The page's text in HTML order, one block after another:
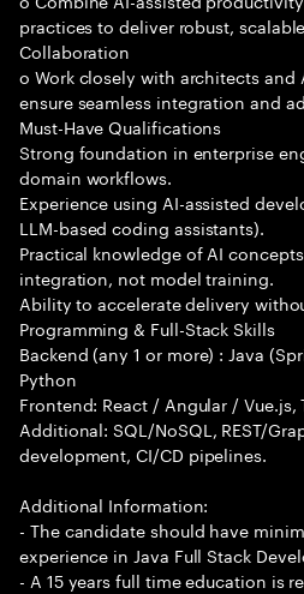
practices to deliver robust,
Collaboration
o Work closely with architects and
ensure seamless integration and
Must-Have Qualifications
Strong foundation in enterprise
domain workflows.
Experience using AI-assisted
LLM-based coding assistants).
Practical knowledge of AI
integration, not model training.
Ability to accelerate delivery
Programming & Full-Stack Skills
Backend (any 1 or more) : Java
Python
Frontend: React / Angular /
Additional: SQL/NoSQL, REST/
development, CI/CD pipelines.
Additional Information:
- The candidate should have
experience in Java Full Stack
- A 15 years full time education is